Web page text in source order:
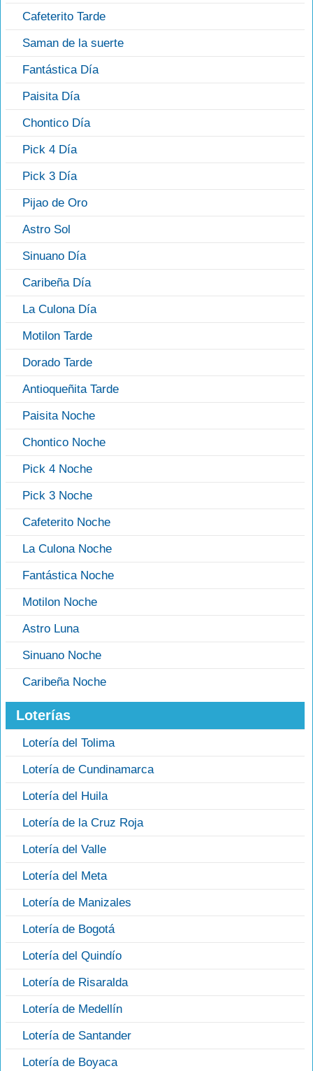
Cafeterito Tarde
Saman de la suerte
Fantástica Día
Paisita Día
Chontico Día
Pick 4 Día
Pick 3 Día
Pijao de Oro
Astro Sol
Sinuano Día
Caribeña Día
La Culona Día
Motilon Tarde
Dorado Tarde
Antioqueñita Tarde
Paisita Noche
Chontico Noche
Pick 4 Noche
Pick 3 Noche
Cafeterito Noche
La Culona Noche
Fantástica Noche
Motilon Noche
Astro Luna
Sinuano Noche
Caribeña Noche
Loterías
Lotería del Tolima
Lotería de Cundinamarca
Lotería del Huila
Lotería de la Cruz Roja
Lotería del Valle
Lotería del Meta
Lotería de Manizales
Lotería de Bogotá
Lotería del Quindío
Lotería de Risaralda
Lotería de Medellín
Lotería de Santander
Lotería de Boyaca